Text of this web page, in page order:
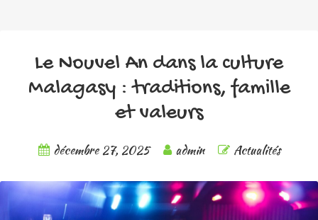
Le Nouvel An dans la culture
Malagasy : traditions, famille
et valeurs
décembre 27, 2025 admin Actualités